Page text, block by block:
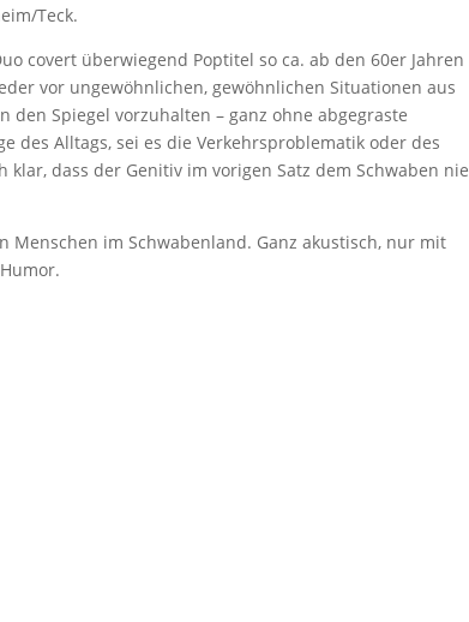
Teck.
covert überwiegend Poptitel so ca. ab den 60er Jahren
vor ungewöhnlichen, gewöhnlichen Situationen aus
den Spiegel vorzuhalten – ganz ohne abgegraste
des Alltags, sei es die Verkehrsproblematik oder des
dass der Genitiv im vorigen Satz dem Schwaben nie
im Schwabenland. Ganz akustisch, nur mit